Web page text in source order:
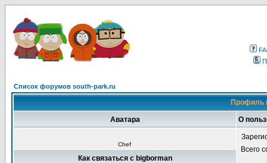
Список форумов south-park.ru
Профиль
Аватара О
Chef
Всего
Как связаться с bigborman